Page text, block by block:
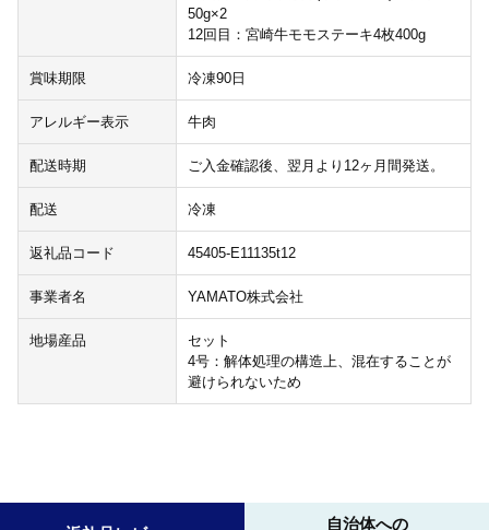
50g×2
12回目：宮崎牛モモステーキ4枚400g
賞味期限 冷凍90日
アレルギー表示 牛肉
配送時期 ご入金確認後、翌月より12ヶ月間発送。
配送 冷凍
返礼品コード 45405-E11135t12
事業者名 YAMATO株式会社
地場産品
セット
4号：解体処理の構造上、混在することが
避けられないため
自治体への